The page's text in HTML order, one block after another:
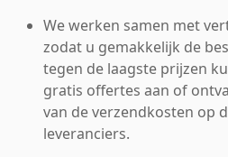
We werken samen met
zodat u gemakkelijk de
tegen de laagste prijzen
gratis offertes aan of
van de verzendkosten op
leveranciers.